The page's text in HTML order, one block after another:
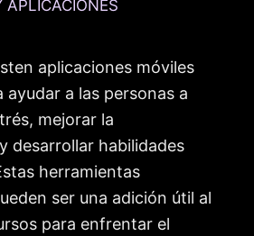
APLICACIONES
aplicaciones móviles
ayudar a las personas a
mejorar la
desarrollar habilidades
herramientas
ser una adición útil al
para enfrentar el